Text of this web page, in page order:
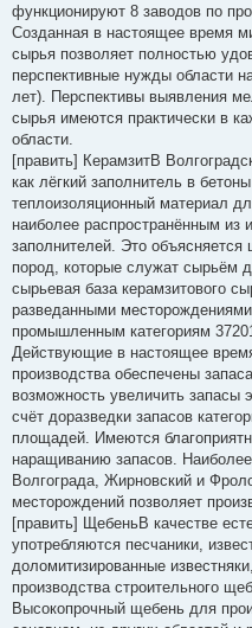
функционируют 8 заводов по
Созданная в настоящее время
сырья позволяет полностью
перспективные нужды области
лет). Перспективы выявления
сырья имеются практически в
области.
[править] КерамзитВ
как лёгкий заполнитель в
теплоизоляционный материал
наиболее распространённым из
заполнителей. Это объясняется
пород, которые служат сырьём
сырьевая база керамзитового
разведанными
промышленным категориям
Действующие в настоящее
производства обеспечены
возможность увеличить запасы
счёт доразведки запасов
площадей. Имеются
наращиванию запасов.
Волгограда, Жирновский и
месторождений позволяет
[править] ЩебеньВ качестве
употребляются песчаники,
доломитизированные
производства строительного
Высокопрочный щебень для